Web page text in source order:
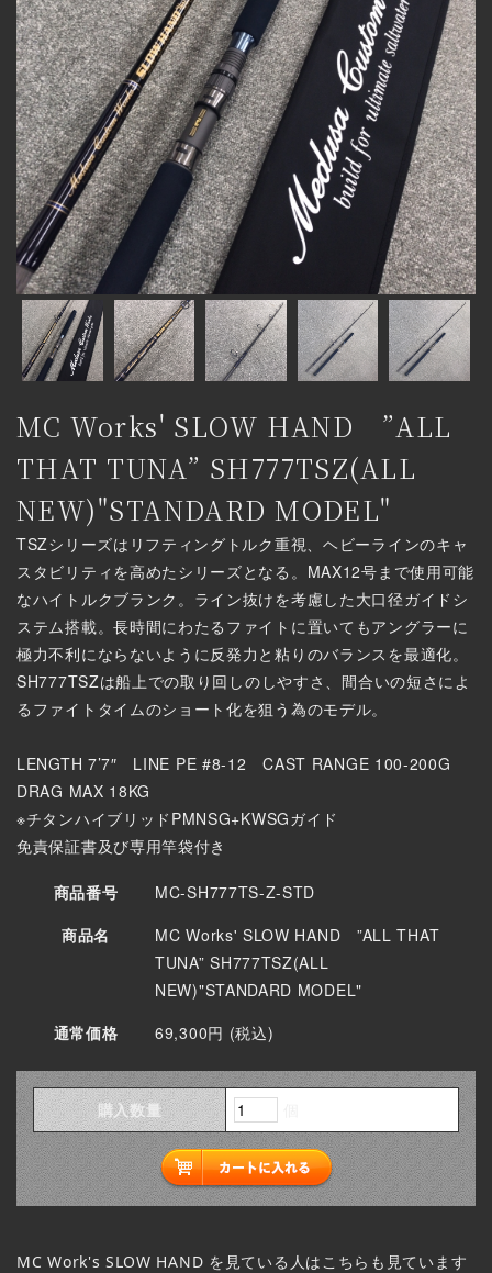
MC Works' SLOW HAND ”ALL
THAT TUNA” SH777TSZ(ALL
NEW)"STANDARD MODEL"
TSZシリーズはリフティングトルク重視、ヘビーラインのキャ
スタビリティを高めたシリーズとなる。MAX12号まで使用可能
なハイトルクブランク。ライン抜けを考慮した大口径ガイドシ
ステム搭載。長時間にわたるファイトに置いてもアングラーに
極力不利にならないように反発力と粘りのバランスを最適化。
SH777TSZは船上での取り回しのしやすさ、間合いの短さによ
るファイトタイムのショート化を狙う為のモデル。
LENGTH 7’7″ LINE PE #8-12 CAST RANGE 100-200G
DRAG MAX 18KG
※チタンハイブリッドPMNSG+KWSGガイド
免責保証書及び専用竿袋付き
商品番号
MC-SH777TS-Z-STD
商品名
MC Works' SLOW HAND ”ALL THAT
TUNA” SH777TSZ(ALL
NEW)"STANDARD MODEL"
通常価格
69,300円 (税込)
購入数量
MC Work's SLOW HAND を見ている人はこちらも見ています